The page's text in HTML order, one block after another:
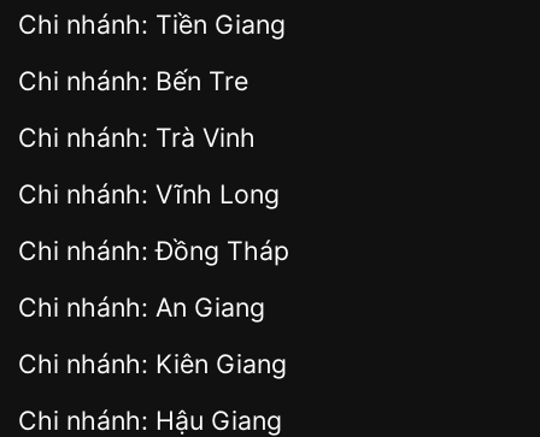
Chi nhánh: Tiền Giang
Chi nhánh: Bến Tre
Chi nhánh: Trà Vinh
Chi nhánh: Vĩnh Long
Chi nhánh: Đồng Tháp
Chi nhánh: An Giang
Chi nhánh: Kiên Giang
Chi nhánh: Hậu Giang